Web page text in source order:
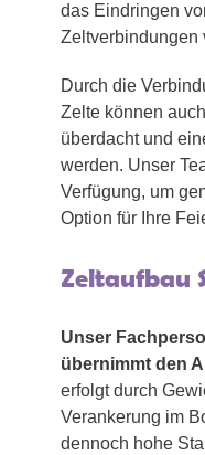
das Eindringen
Zeltverbindungen
Durch die
Zelte können
überdacht und
werden. Unser
Verfügung, um
Option für Ihre
Zeltaufbau
Unser
übernimmt den
erfolgt durch
Verankerung im
dennoch hohe